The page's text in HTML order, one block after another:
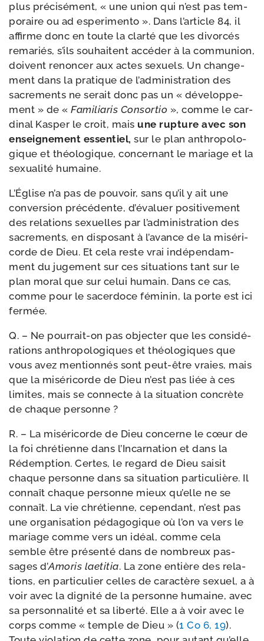
plus pré­ci­sé­ment, « une union qui n’est pas tem­
po­raire ou ad espe­ri­men­to ». Dans l’ar­ticle 84, il
affirme donc en toute la clar­té que les divor­cés
rema­riés, s’ils sou­haitent accé­der à la com­mu­nion,
doivent renon­cer aux actes sexuels. Un chan­ge­
ment dans la pra­tique de l’ad­mi­nis­tra­tion des
sacre­ments ne serait donc pas un « déve­lop­pe­
ment » de « Familiaris Consortio », comme le car­
di­nal Kasper le croit, mais une rup­ture avec son
ensei­gne­ment essen­tiel, sur le plan anthro­po­lo­
gique et théo­lo­gique, concer­nant le mariage et la
sexua­li­té humaine.
L’Église n’a pas de pou­voir, sans qu’il y ait une
conver­sion pré­cé­dente, d’é­va­luer posi­ti­ve­ment
des rela­tions sexuelles par l’ad­mi­nis­tra­tion des
sacre­ments, en dis­po­sant à l’a­vance de la misé­ri­
corde de Dieu. Et cela reste vrai indé­pen­dam­
ment du juge­ment sur ces situa­tions tant sur le
plan moral que sur celui humain. Dans ce cas,
comme pour le sacer­doce fémi­nin, la porte est ici
fermée.
Q. – Ne pourrait-​on pas objec­ter que les consi­dé­
ra­tions anthro­po­lo­giques et théo­lo­giques que
vous avez men­tion­nés sont peut-​être vraies, mais
que la misé­ri­corde de Dieu n’est pas liée à ces
limites, mais se connecte à la situa­tion concrète
de chaque personne ?
R. – La misé­ri­corde de Dieu concerne le cœur de
la foi chré­tienne dans l’Incarnation et dans la
Rédemption. Certes, le regard de Dieu sai­sit
chaque per­sonne dans sa situa­tion par­ti­cu­lière. Il
connaît chaque per­sonne mieux qu’elle ne se
connaît. La vie chré­tienne, cepen­dant, n’est pas
une orga­ni­sa­tion péda­go­gique où l’on va vers le
mariage comme vers un idéal, comme cela
semble être pré­sen­té dans de nom­breux pas­
sages d’Amoris lae­ti­tia. La zone entière des rela­
tions, en par­ti­cu­lier celles de carac­tère sexuel, a à
voir avec la digni­té de la per­sonne humaine, avec
sa per­son­na­li­té et sa liber­té. Elle a à voir avec le
corps comme « temple de Dieu » (1 Co 6, 19).